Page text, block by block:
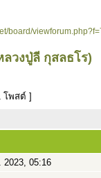
board/
วงปู่ลี กุสลธโร)
โพสต์ ]
2023, 05:16